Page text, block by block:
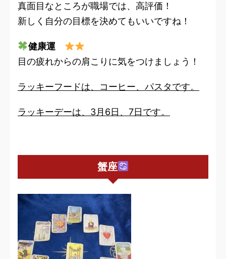
真面目なところが職場では、高評価！
新しく自分の目標を決めてもいいですね！
健康運
目の疲れからの肩こりに気をつけましょう！
ラッキーフードは、コーヒー、パスタです。
ラッキーデーは、3月6日、7日です。
蟹座